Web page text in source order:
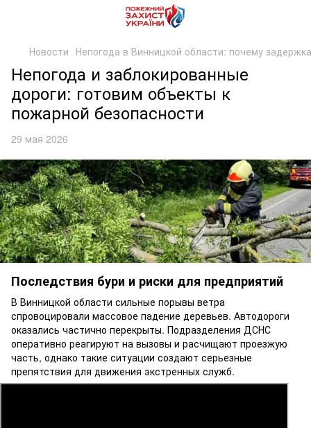
Новости Непогода в Винницкой области: почему
Непогода и заблокированные
дороги: готовим объекты к
пожарной безопасности
29 мая 2026
Последствия бури и риски для предприятий
В Винницкой области сильные порывы ветра
спровоцировали массовое падение деревьев. Автодороги
оказались частично перекрыты. Подразделения ДСНС
оперативно реагируют на вызовы и расчищают проезжую
часть, однако такие ситуации создают серьезные
препятствия для движения экстренных служб.